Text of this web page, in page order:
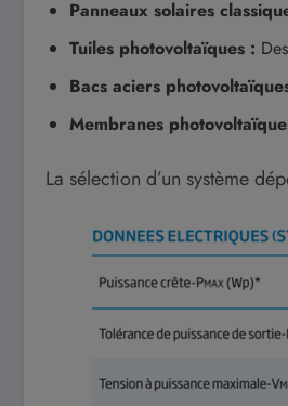
Panneaux solaires
Tuiles photovoltaïques :
Bacs aciers
Membranes
La sélection d’un système